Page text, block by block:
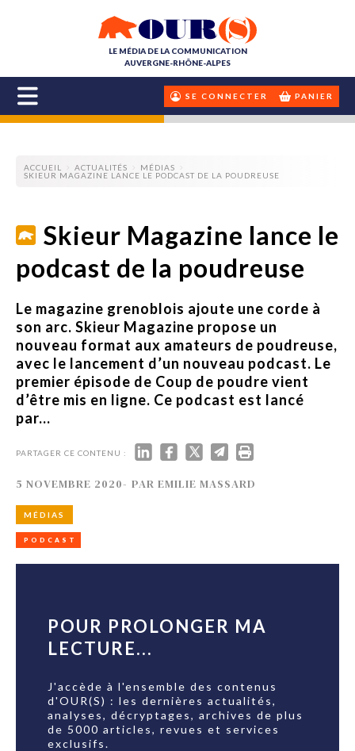
LE MÉDIA DE LA COMMUNICATION
AUVERGNE-RHÔNE-ALPES
SE CONNECTER PANIER
ACCUEIL ACTUALITÉS
MÉDIAS
SKIEUR MAGAZINE LANCE LE PODCAST DE LA POUDREUSE
Skieur Magazine lance le
podcast de la poudreuse
Le magazine grenoblois ajoute une corde à
son arc. Skieur Magazine propose un
nouveau format aux amateurs de poudreuse,
avec le lancement d’un nouveau podcast. Le
premier épisode de Coup de poudre vient
d’être mis en ligne. Ce podcast est lancé
par...
PARTAGER CE CONTENU :
5 NOVEMBRE 2020- PAR EMILIE MASSARD
MÉDIAS
PODCAST
POUR PROLONGER MA
LECTURE...
J'accède à l'ensemble des contenus
d'OUR(S) : les dernières actualités,
analyses, décryptages, archives de plus
de 5000 articles, revues et services
exclusifs.